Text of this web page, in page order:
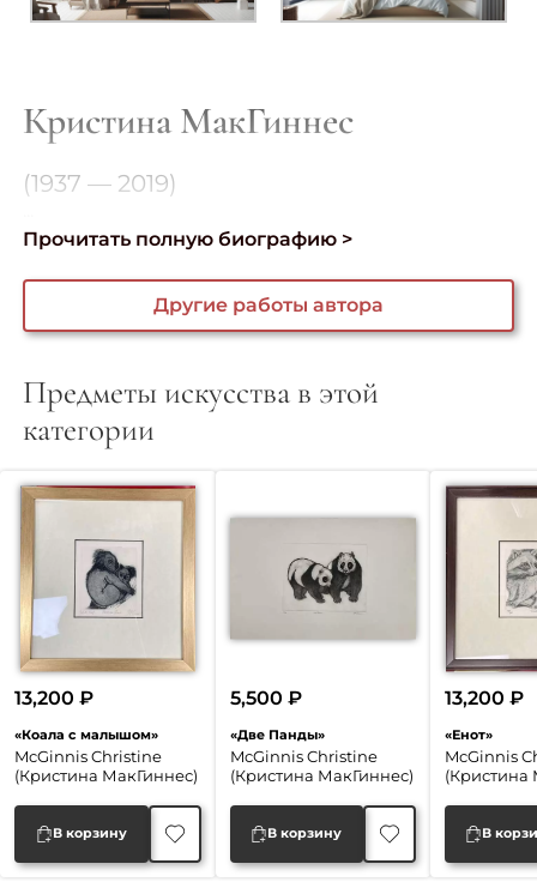
Кристина МакГиннес
(1937 — 2019)
Прочитать полную биографию >
Другие работы автора
Предметы искусства в этой
категории
«Коала с малышом»
McGinnis Christine
(Кристина МакГиннес)
13,200₽
В корзину
«Две Панды»
McGinnis Christine
(Кристина МакГиннес)
5,500 ₽
В корзину
«Енот»
McGinnis
(Кристина
13,200 ₽
В